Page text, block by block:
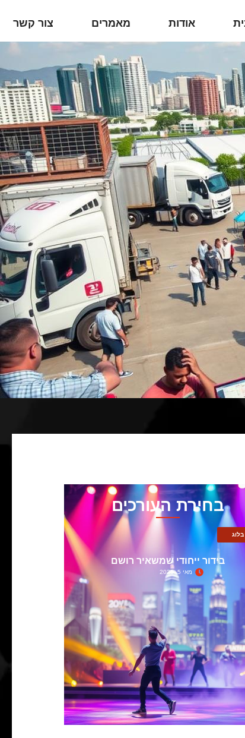
אודות מאמרים צור קשר
בחירת העורכים
בלוג
בידור ייחודי שמשאיר רושם
מאי 5, 2025